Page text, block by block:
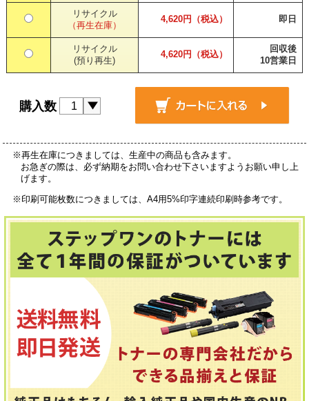
リサイクル
（再生在庫）
4,620円（税込） 即日
リサイクル
(預り再生)
4,620円（税込）
回収後
10営業日
購入数
※再生在庫につきましては、生産中の商品も含みます。
お急ぎの際は、必ず納期をお問い合わせ下さいますようお願い申し上
げます。
※印刷可能枚数につきましては、A4用5%印字連続印刷時参考です。